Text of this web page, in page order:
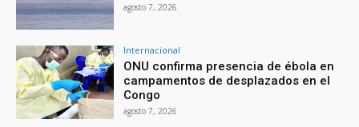
agosto 7, 2026
Internacional
ONU confirma presencia de ébola en
campamentos de desplazados en el
Congo
agosto 7, 2026